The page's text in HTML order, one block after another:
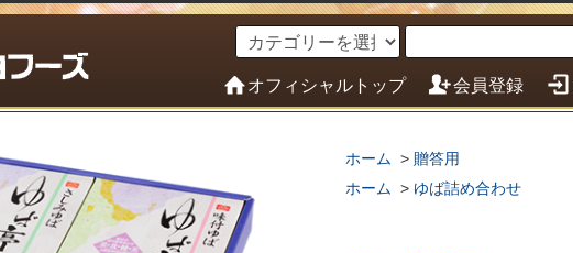
オフィシャルトップ 会員登録
ホーム > 贈答用
ホーム > ゆば詰め合わせ